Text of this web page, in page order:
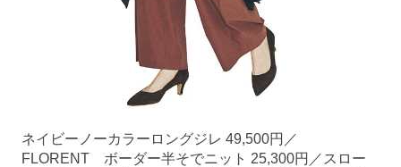
ネイビーノーカラーロングジレ 49,500円／
FLORENT ボーダー半そでニット 25,300円／スロー